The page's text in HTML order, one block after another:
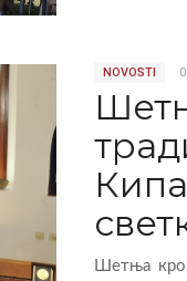
NOVOSTI
Шетња